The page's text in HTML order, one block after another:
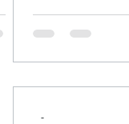
-